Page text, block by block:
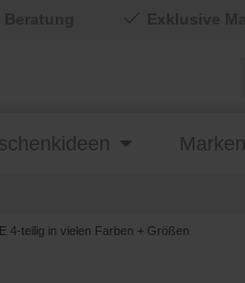
4-teilig in vielen Farben + Größen
Marken